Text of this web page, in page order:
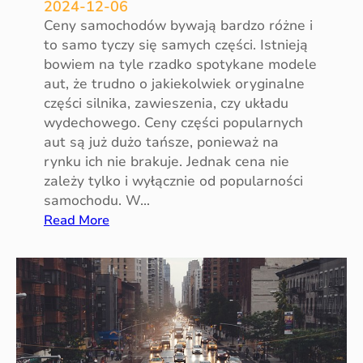
c
z
y
ć
e
m
s
j
ę
a
l
n
w
s
2024-12-06
Ceny samochodów bywają bardzo różne i
to samo tyczy się samych części. Istnieją
bowiem na tyle rzadko spotykane modele
aut, że trudno o jakiekolwiek oryginalne
części silnika, zawieszenia, czy układu
wydechowego. Ceny części popularnych
aut są już dużo tańsze, ponieważ na
rynku ich nie brakuje. Jednak cena nie
zależy tylko i wyłącznie od popularności
samochodu. W…
Read More:
e
n
o
s